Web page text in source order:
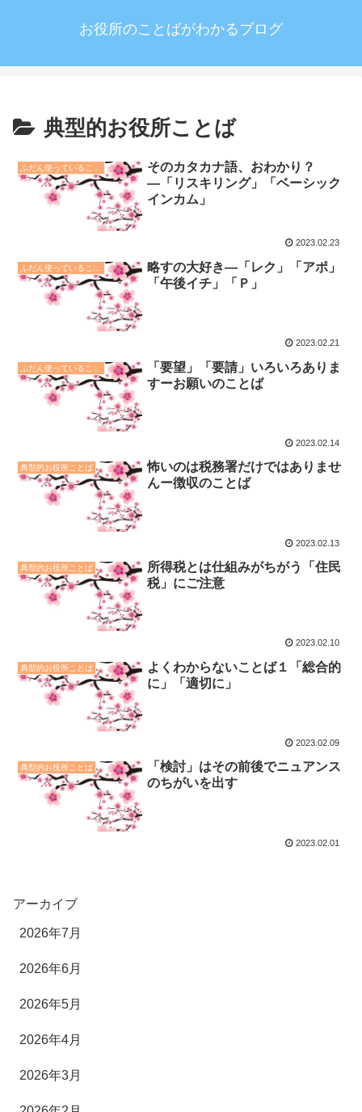
お役所のことばがわかるブログ
典型的お役所ことば
ふだん使っていることば
そのカタカナ語、おわかり？
―「リスキリング」「ベーシック
インカム」
2023.02.23
略すの大好き―「レク」「アポ」
「午後イチ」「Ｐ」
2023.02.21
「要望」「要請」いろいろありま
すーお願いのことば
2023.02.14
典型的お役所ことば
怖いのは税務署だけではありませ
んー徴収のことば
2023.02.13
典型的お役所ことば
所得税とは仕組みがちがう「住民
税」にご注意
2023.02.10
典型的お役所ことば
よくわからないことば１「総合的
に」「適切に」
2023.02.09
典型的お役所ことば
「検討」はその前後でニュアンス
のちがいを出す
2023.02.01
アーカイブ
2026年7月
2026年6月
2026年5月
2026年4月
2026年3月